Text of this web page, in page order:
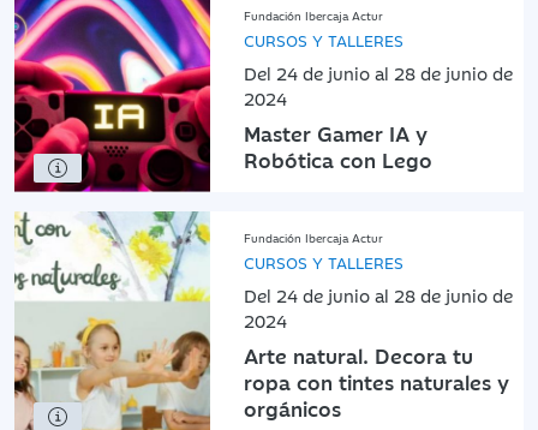
Fundación Ibercaja Actur
CURSOS Y TALLERES
Del 24 de junio al 28 de junio de
2024
Master Gamer IA y
Robótica con Lego
Fundación Ibercaja Actur
CURSOS Y TALLERES
Del 24 de junio al 28 de junio de
2024
Arte natural. Decora tu
ropa con tintes naturales y
orgánicos